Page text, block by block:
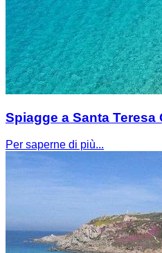
Spiagge a Santa Teresa
Per saperne di più...